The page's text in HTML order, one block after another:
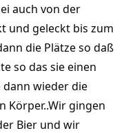
auch von der
und geleckt bis zum
die Plätze so daß
so das sie einen
wieder die
Körper..Wir gingen
Bier und wir